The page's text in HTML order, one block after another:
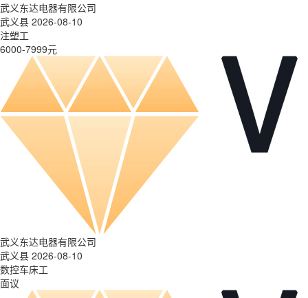
武义东达电器有限公司
武义县 2026-08-10
注塑工
6000-7999元
武义东达电器有限公司
武义县 2026-08-10
数控车床工
面议